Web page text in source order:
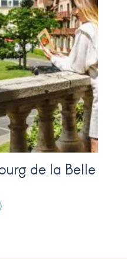
de la Belle